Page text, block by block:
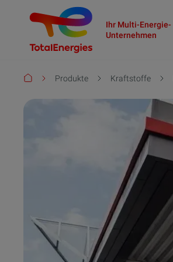
Ihr Multi-Energie-
Unternehmen
Pfadnavigation
Produkte Kraftstoffe